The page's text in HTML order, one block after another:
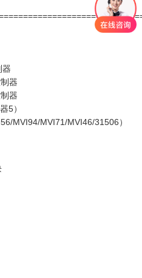
器
器
器
5）
MVI94/MVI71/MVI46/31506）